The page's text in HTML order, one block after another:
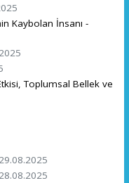
Kaybolan İnsanı -
Toplumsal Bellek ve
29.08.2025
28.08.2025